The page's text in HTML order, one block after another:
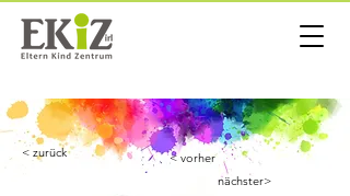
< zurück
< vorher
nächster>